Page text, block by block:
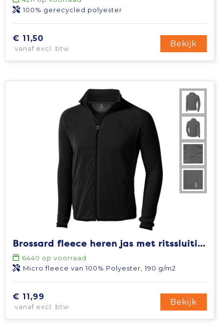
100% gerecycled polyester
€ 11,50
vanaf excl. btw
Bekijk
Brossard fleece heren jas met ritssluiting
6440 op voorraad
Micro fleece van 100% Polyester, 190 g/m2
€ 11,99
vanaf excl. btw
Bekijk